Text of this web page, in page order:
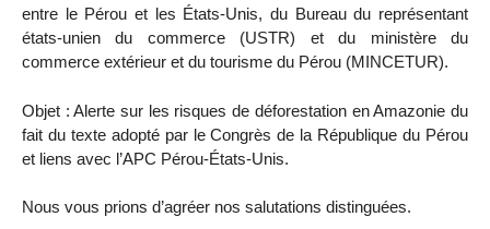
entre le Pérou et les États-Unis, du Bureau du représentant
états-unien du commerce (USTR) et du ministère du
commerce extérieur et du tourisme du Pérou (MINCETUR).
Objet : Alerte sur les risques de déforestation en Amazonie du
fait du texte adopté par le Congrès de la République du Pérou
et liens avec l’APC Pérou-États-Unis.
Nous vous prions d’agréer nos salutations distinguées.